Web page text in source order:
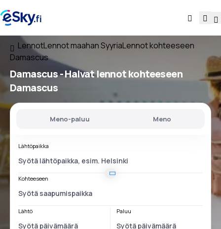
LennotLennot maahan SyyriaLennot kohteeseen
Damascus
Damascus - Halvat lennot kohteeseen
Damascus
Meno-paluu Meno
Lähtöpaikka
Kohteeseen
Lähtö Paluu